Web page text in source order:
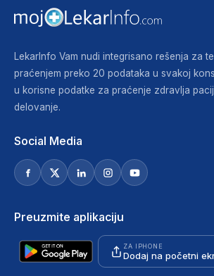
LekarInfo Vam nudi integrisano rešenja za
praćenjem preko 20 podataka u svakoj
u korisne podatke za praćenje zdravlja
delovanje.
Social Media
Preuzmite aplikaciju
ZA IPHONE
Dodaj na početni